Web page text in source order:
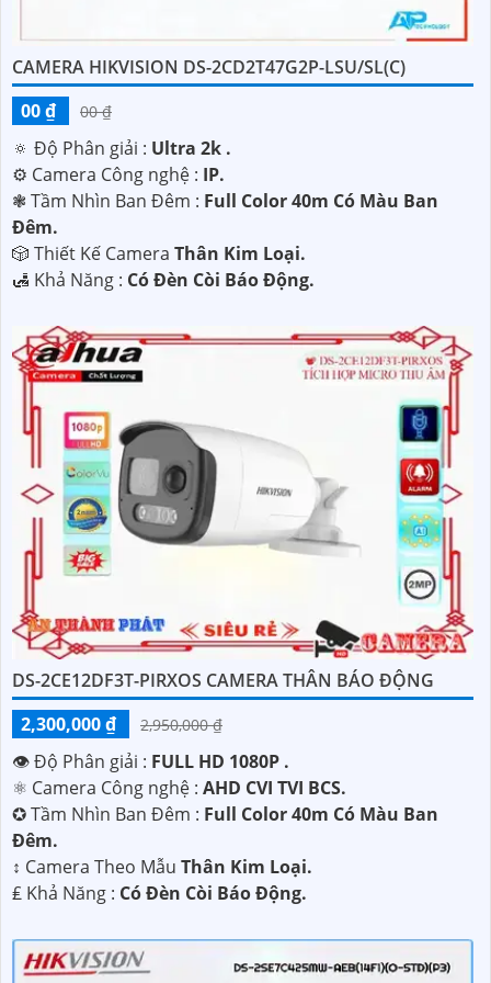
CAMERA HIKVISION DS-2CD2T47G2P-LSU/SL(C)
00 ₫
00 ₫
🔅 Độ Phân giải : Ultra 2k .
⚙ Camera Công nghệ : IP.
❃ Tầm Nhìn Ban Đêm : Full Color 40m Có Màu Ban
Đêm.
🎲 Thiết Kế Camera Thân Kim Loại.
️🛃 Khả Năng : Có Đèn Còi Báo Động.
DS-2CE12DF3T-PIRXOS CAMERA THÂN BÁO ĐỘNG
2,300,000 ₫
2,950,000 ₫
👁 Độ Phân giải : FULL HD 1080P .
⚛️ Camera Công nghệ : AHD CVI TVI BCS.
✪ Tầm Nhìn Ban Đêm : Full Color 40m Có Màu Ban
Đêm.
↕️ Camera Theo Mẫu Thân Kim Loại.
️₤ Khả Năng : Có Đèn Còi Báo Động.